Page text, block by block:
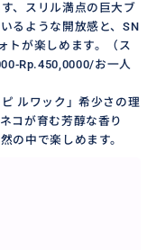
、スリル満点の巨大ブ
るような開放感と、SN
トが楽しめます。（ス
Rp.450,0000/お一人
ルワック」希少さの理
コが育む芳醇な香り
の中で楽しめます。